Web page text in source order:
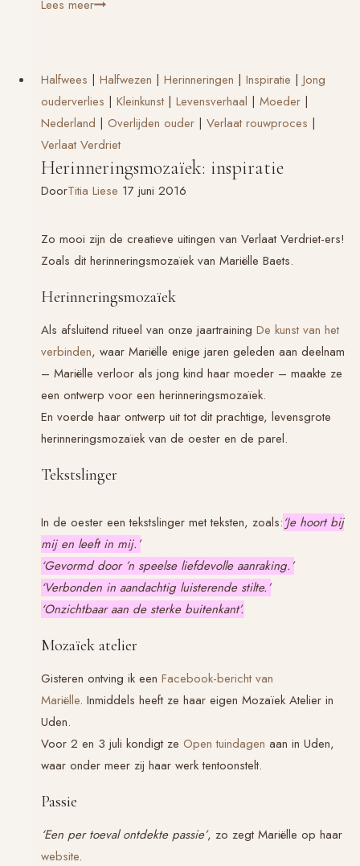
Lees meerMariëlle
ZEER
Halfwees | Halfwezen | Herinneringen | Inspiratie | Jong
ouderverlies | Kleinkunst| Levensverhaal | Moeder|
Nederland | Overlijden ouder| Verlaat rouwproces |
Verlaat Verdriet
Herinneringsmozaïek: inspiratie
DoorTitia Liese 17 juni 2016
Zo mooi zijn de creatieve uitingen van Verlaat Verdriet-ers!
Zoals dit herinneringsmozaïek van Mariëlle Baets.
Herinneringsmozaïek
Als afsluitend ritueel van onze jaartraining De kunst van het
verbinden, waar Mariëlle enige jaren geleden aan deelnam
– Mariëlle verloor als jong kind haar moeder – maakte ze
een ontwerp voor een herinneringsmozaïek.
En voerde haar ontwerp uit tot dit prachtige, levensgrote
herinneringsmozaïek van de oester en de parel.
Tekstslinger
In de oester een tekstslinger met teksten, zoals:‘Je hoort bij
mij en leeft in mij.’
‘Gevormd door ’n speelse liefdevolle aanraking.’
‘Verbonden in aandachtig luisterende stilte.’
‘Onzichtbaar aan de sterke buitenkant’.
Mozaïek atelier
Gisteren ontving ik een Facebook-bericht van
Mariëlle. Inmiddels heeft ze haar eigen Mozaïek Atelier in
Uden.
Voor 2 en 3 juli kondigt ze Open tuindagen aan in Uden,
waar onder meer zij haar werk tentoonstelt.
Passie
‘Een per toeval ontdekte passie’, zo zegt Mariëlle op haar
website.